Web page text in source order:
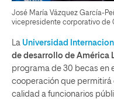
José María Vázquez García-
vicepresidente corporativo de
La Universidad
de desarrollo de América
programa de 30 becas en
cooperación que permitirá
calidad a funcionarios